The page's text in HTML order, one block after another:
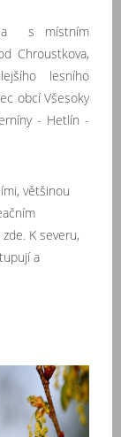
s místním
Chroustkova,
lesního
obcí Všesoky
- Hetlín -
většinou
K severu,
a